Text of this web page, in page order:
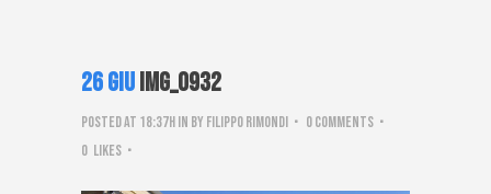
26 GiuIMG_0932
Posted at 18:37hin by Filippo Rimondi
0 Comments
0 Likes